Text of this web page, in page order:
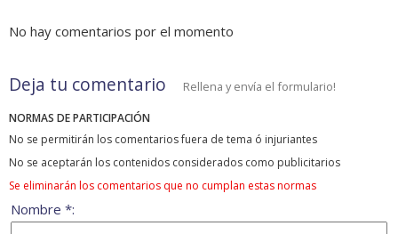
No hay comentarios por el momento
Deja tu comentario Rellena y envía el formulario!
NORMAS DE PARTICIPACIÓN
No se permitirán los comentarios fuera de tema ó injuriantes
No se aceptarán los contenidos considerados como publicitarios
Se eliminarán los comentarios que no cumplan estas normas
Nombre *: